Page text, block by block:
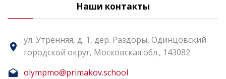
Наши контакты
ул. Утренняя, д. 1, дер. Раздоры, Одинцовский
городской округ, Московская обл., 143082
olympmo@primakov.school